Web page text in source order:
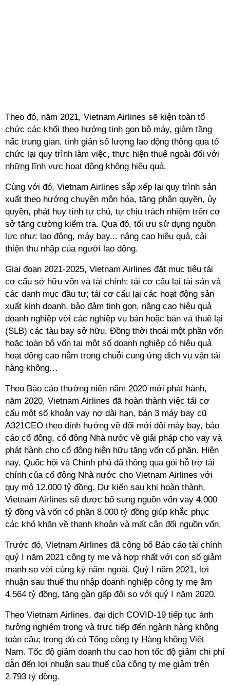
Theo đó, năm 2021, Vietnam Airlines sẽ kiện toàn tổ
chức các khối theo hướng tinh gọn bộ máy, giảm tầng
nấc trung gian, tinh giản số lượng lao động thông qua tổ
chức lại quy trình làm việc, thực hiện thuê ngoài đối với
những lĩnh vực hoạt động không hiệu quả.
Cùng với đó, Vietnam Airlines sắp xếp lại quy trình sản
xuất theo hướng chuyên môn hóa, tăng phân quyền, ủy
quyền, phát huy tính tự chủ, tự chịu trách nhiệm trên cơ
sở tăng cường kiểm tra. Qua đó, tối ưu sử dụng nguồn
lực như: lao động, máy bay... nâng cao hiệu quả, cải
thiện thu nhập của người lao động.
Giai đoạn 2021-2025, Vietnam Airlines đặt mục tiêu tái
cơ cấu sở hữu vốn và tài chính; tái cơ cấu lại tài sản và
các danh mục đầu tư; tái cơ cấu lại các hoạt động sản
xuất kinh doanh, bảo đảm tinh gọn, nâng cao hiệu quả
doanh nghiệp với các nghiệp vụ bán hoặc bán và thuê lại
(SLB) các tàu bay sở hữu. Đồng thời thoái một phần vốn
hoặc toàn bộ vốn tại một số doanh nghiệp có hiệu quả
hoạt động cao nằm trong chuỗi cung ứng dịch vụ vận tải
hàng không…
Theo Báo cáo thường niên năm 2020 mới phát hành,
năm 2020, Vietnam Airlines đã hoàn thành việc tái cơ
cấu một số khoản vay nợ dài hạn, bán 3 máy bay cũ
A321CEO theo định hướng về đổi mới đội máy bay, báo
cáo cổ đông, cổ đông Nhà nước về giải pháp cho vay và
phát hành cho cổ đông hiện hữu tăng vốn cổ phần. Hiện
nay, Quốc hội và Chính phủ đã thông qua gói hỗ trợ tài
chính của cổ đông Nhà nước cho Vietnam Airlines với
quy mô 12.000 tỷ đồng. Dự kiến sau khi hoàn thành,
Vietnam Airlines sẽ được bổ sung nguồn vốn vay 4.000
tỷ đồng và vốn cổ phần 8.000 tỷ đồng giúp khắc phục
các khó khăn về thanh khoản và mất cân đối nguồn vốn.
Trước đó, Vietnam Airlines đã công bố Báo cáo tài chính
quý I năm 2021 công ty mẹ và hợp nhất với con số giảm
mạnh so với cùng kỳ năm ngoái. Quý I năm 2021, lợi
nhuận sau thuế thu nhập doanh nghiệp công ty mẹ âm
4.564 tỷ đồng, tăng gần gấp đôi so với quý I năm 2020.
Theo Vietnam Airlines, đại dịch COVID-19 tiếp tục ảnh
hưởng nghiêm trọng và trực tiếp đến ngành hàng không
toàn cầu; trong đó có Tổng công ty Hàng không Việt
Nam. Tốc độ giảm doanh thu cao hơn tốc độ giảm chi phí
dẫn đến lợi nhuận sau thuế của công ty mẹ giảm trên
2.793 tỷ đồng.